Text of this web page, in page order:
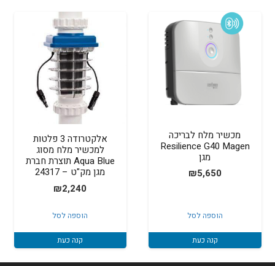
מכשיר מלח לבריכה
Resilience G40 Magen
מגן
₪5,650
הוספה לסל
קנה כעת
אלקטרודה 3 פלטות
למכשיר מלח מסוג
Aqua Blue תוצרת חברת
מגן מק"ט – 24317
₪2,240
הוספה לסל
קנה כעת